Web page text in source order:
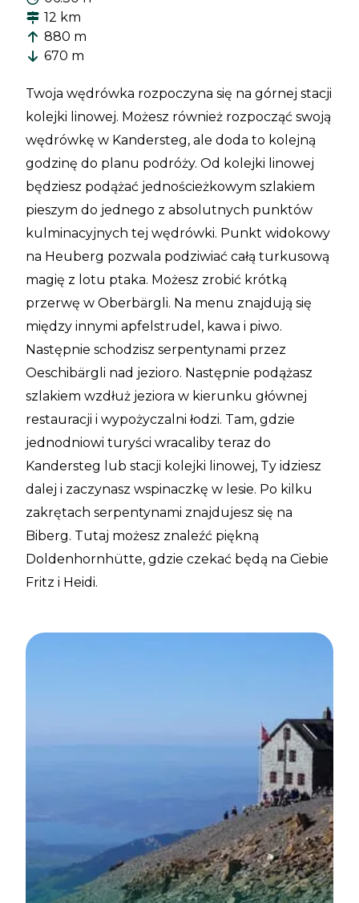
12 km
880 m
670 m
Twoja wędrówka rozpoczyna się na górnej stacji
kolejki linowej. Możesz również rozpocząć swoją
wędrówkę w Kandersteg, ale doda to kolejną
godzinę do planu podróży. Od kolejki linowej
będziesz podążać jednościeżkowym szlakiem
pieszym do jednego z absolutnych punktów
kulminacyjnych tej wędrówki. Punkt widokowy
na Heuberg pozwala podziwiać całą turkusową
magię z lotu ptaka. Możesz zrobić krótką
przerwę w Oberbärgli. Na menu znajdują się
między innymi apfelstrudel, kawa i piwo.
Następnie schodzisz serpentynami przez
Oeschibärgli nad jezioro. Następnie podążasz
szlakiem wzdłuż jeziora w kierunku głównej
restauracji i wypożyczalni łodzi. Tam, gdzie
jednodniowi turyści wracaliby teraz do
Kandersteg lub stacji kolejki linowej, Ty idziesz
dalej i zaczynasz wspinaczkę w lesie. Po kilku
zakrętach serpentynami znajdujesz się na
Biberg. Tutaj możesz znaleźć piękną
Doldenhornhütte, gdzie czekać będą na Ciebie
Fritz i Heidi.